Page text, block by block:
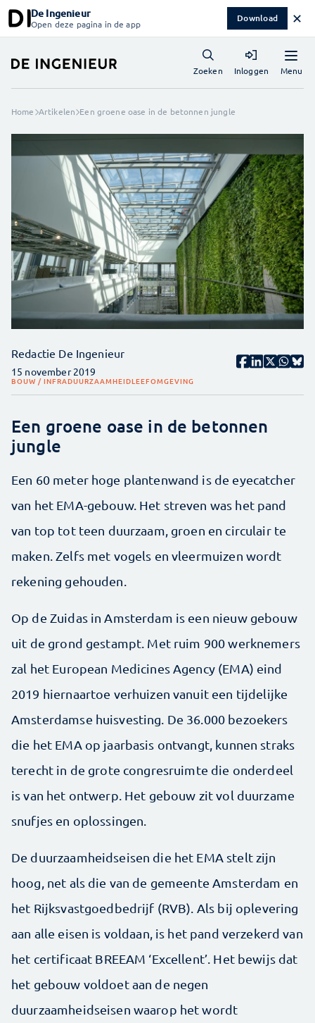
De Ingenieur
Open deze pagina in de app Download ✕
Menu
Zoeken Inloggen
Home Artikelen Een groene oase in de betonnen jungle
Redactie De Ingenieur
15 november 2019
BOUW / INFRADUURZAAMHEIDLEEFOMGEVING
Een groene oase in de betonnen
jungle
Een 60 meter hoge plantenwand is de eyecatcher
van het EMA-gebouw. Het streven was het pand
van top tot teen duurzaam, groen en circulair te
maken. Zelfs met vogels en vleermuizen wordt
rekening gehouden.
Op de Zuidas in Amsterdam is een nieuw gebouw
uit de grond gestampt. Met ruim 900 werknemers
zal het European Medicines Agency (EMA) eind
2019 hiernaartoe verhuizen vanuit een tijdelijke
Amsterdamse huisvesting. De 36.000 bezoekers
die het EMA op jaarbasis ontvangt, kunnen straks
terecht in de grote congresruimte die onderdeel
is van het ontwerp. Het gebouw zit vol duurzame
snufjes en oplossingen.
De duurzaamheidseisen die het EMA stelt zijn
hoog, net als die van de gemeente Amsterdam en
het Rijksvastgoedbedrijf (RVB). Als bij oplevering
aan alle eisen is voldaan, is het pand verzekerd van
het certificaat BREEAM ‘Excellent’. Het bewijs dat
het gebouw voldoet aan de negen
duurzaamheidseisen waarop het wordt